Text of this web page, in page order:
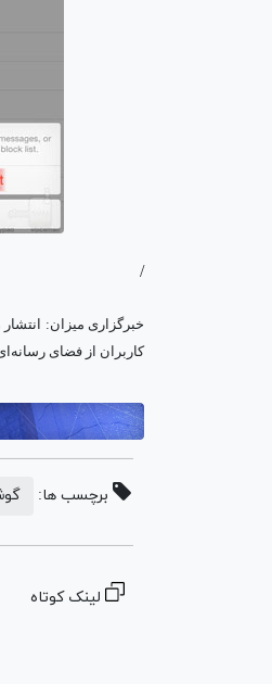
/
خبرگزاری میزان:
کاربران از فضای
برچسب ها:
لینک کوتاه